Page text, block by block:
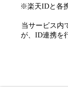
※楽天IDと各
当サービス内
が、ID連携を